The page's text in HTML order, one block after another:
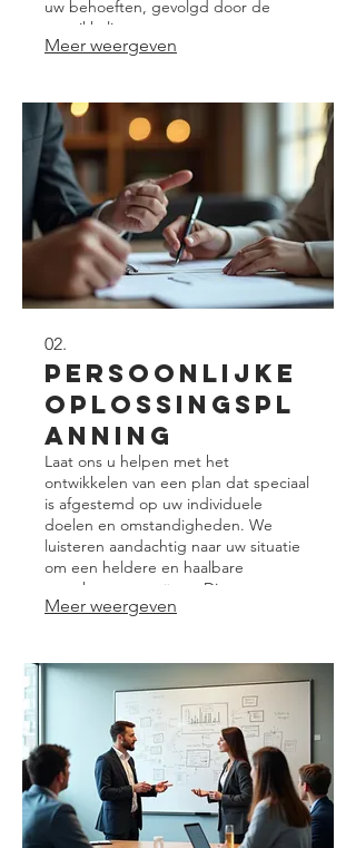
uw behoeften, gevolgd door de
ontwikkeling van een op maat
gemaakt plan of product. Ons doel is
uitdagingen.
Meer weergeven
02.
Persoonlijke
Oplossingspl
anning
Laat ons u helpen met het
ontwikkelen van een plan dat speciaal
is afgestemd op uw individuele
doelen en omstandigheden. We
luisteren aandachtig naar uw situatie
om een heldere en haalbare
routekaart te creëren. Dit zorgt voor
een gefocuste aanpak die essentieel
Meer weergeven